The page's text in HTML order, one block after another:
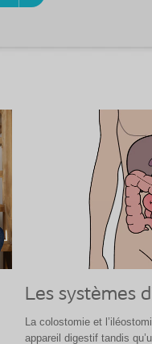
Les systèmes
La colostomie et
appareil digestif tandis